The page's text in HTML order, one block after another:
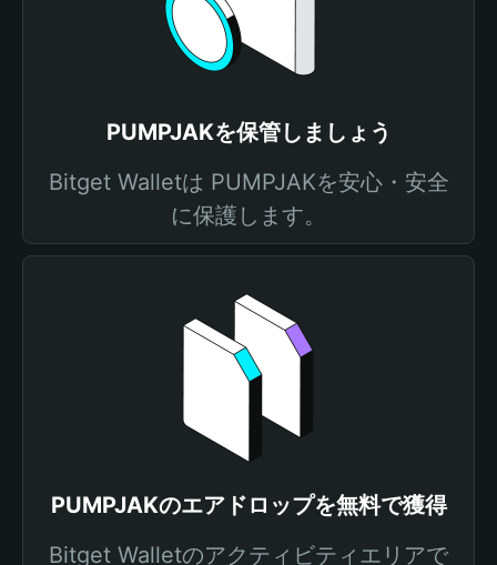
PUMPJAKを保管しましょう
Bitget Walletは PUMPJAKを安心・安全
に保護します。
PUMPJAKのエアドロップを無料で獲得
Bitget Walletのアクティビティエリアで